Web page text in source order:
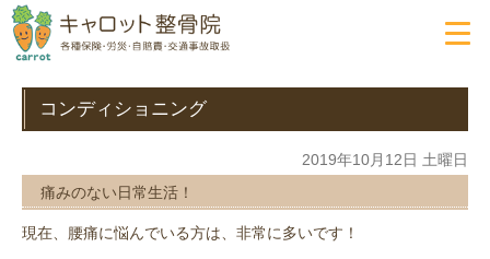
コンディショニング
2019年10月12日 土曜日
痛みのない日常生活！
現在、腰痛に悩んでいる方は、非常に多いです！